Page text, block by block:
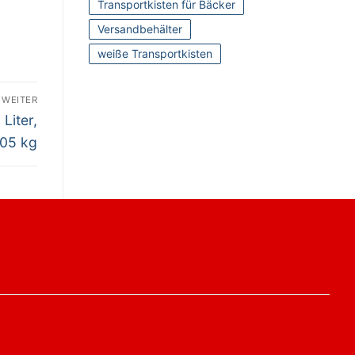
WEITER
kg
Transportkisten für Bäcker
Versandbehälter
weiße Transportkisten